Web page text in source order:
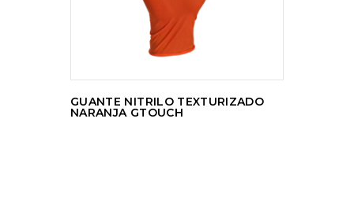
GUANTE NITRILO TEXTURIZADO
NARANJA GTOUCH